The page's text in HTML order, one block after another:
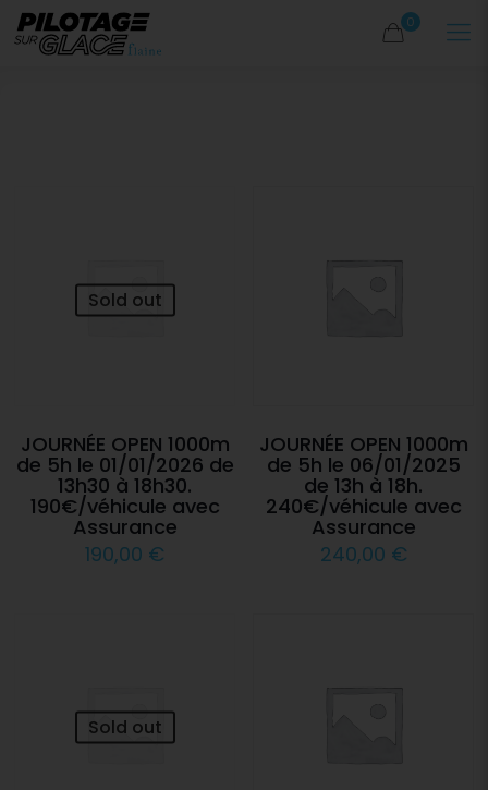
0
Sold out
JOURNÉE OPEN 1000m
de 5h le 01/01/2026 de
13h30 à 18h30.
190€/véhicule avec
Assurance
190,00 €
JOURNÉE OPEN 1000m
de 5h le 06/01/2025
de 13h à 18h.
240€/véhicule avec
Assurance
240,00 €
Sold out